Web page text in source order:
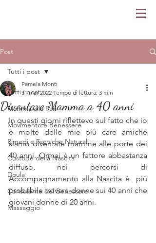
Post
Tutti i post
Mamma alla Pari
Movimento e Benessere
Rimedi e Tecniche Naturali
Custode della Nascita
Doula
Consulente del Benessere
Massaggio
Tutti i post
Diventare Mamma a 40 anni
Pamela Monti
31 mar 2022 Tempo di lettura: 3 min
In questi giorni riflettevo sul fatto che io
e molte delle mie più care amiche
siamo diventate mamme alle porte dei
40 anni. Ormai è un fattore abbastanza
diffuso, nei percorsi di
Accompagnamento alla Nascita è  più
probabile trovare donne sui 40 anni che
giovani donne di 20 anni.